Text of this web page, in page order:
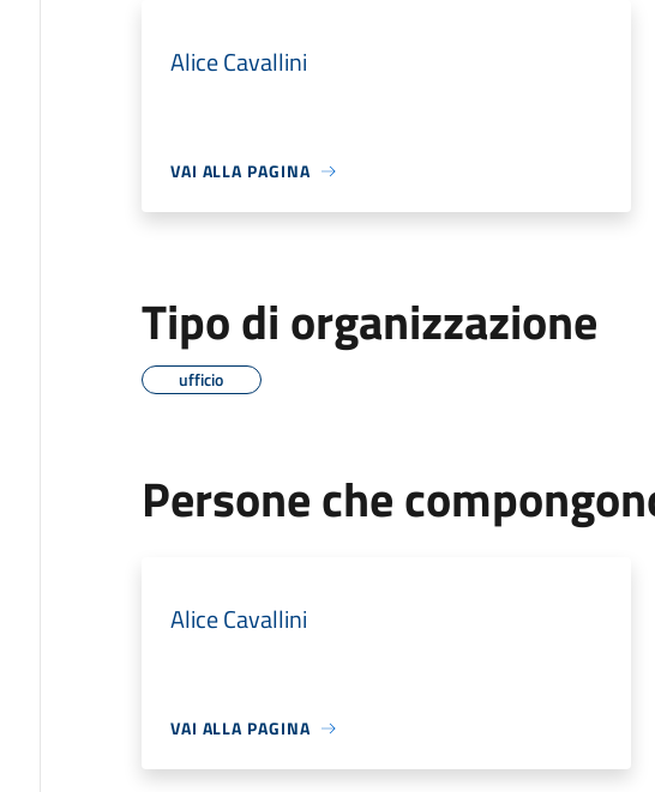
Alice Cavallini
VAI ALLA PAGINA
Tipo di organizzazione
ufficio
Persone che
Alice Cavallini
VAI ALLA PAGINA